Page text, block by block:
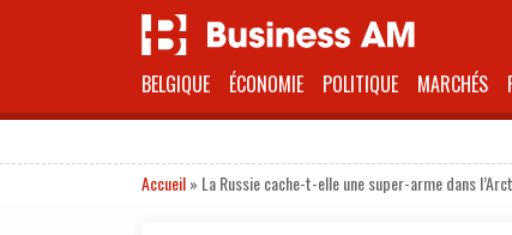
BELGIQUE ÉCONOMIE POLITIQUE MARCHÉS
Accueil» La Russie cache-t-elle une super-arme dans